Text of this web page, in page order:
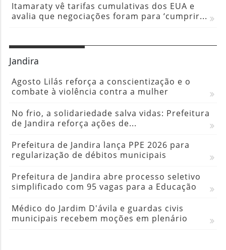
Itamaraty vê tarifas cumulativas dos EUA e
avalia que negociações foram para ‘cumprir...
Jandira
Agosto Lilás reforça a conscientização e o
combate à violência contra a mulher
No frio, a solidariedade salva vidas: Prefeitura
de Jandira reforça ações de...
Prefeitura de Jandira lança PPE 2026 para
regularização de débitos municipais
Prefeitura de Jandira abre processo seletivo
simplificado com 95 vagas para a Educação
Médico do Jardim D'ávila e guardas civis
municipais recebem moções em plenário